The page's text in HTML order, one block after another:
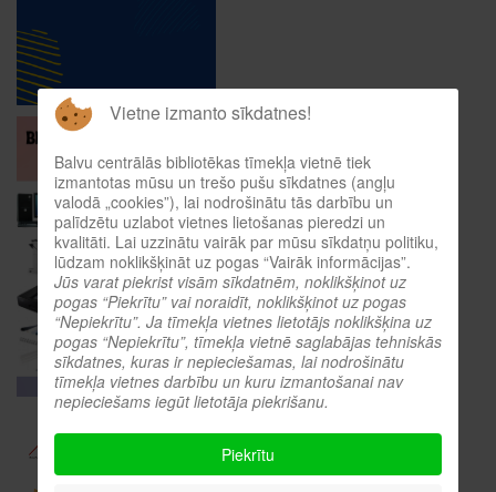
Vietne izmanto sīkdatnes!
Balvu centrālās bibliotēkas tīmekļa vietnē tiek
izmantotas mūsu un trešo pušu sīkdatnes (angļu
valodā „cookies”), lai nodrošinātu tās darbību un
palīdzētu uzlabot vietnes lietošanas pieredzi un
kvalitāti. Lai uzzinātu vairāk par mūsu sīkdatņu politiku,
lūdzam noklikšķināt uz pogas “Vairāk informācijas”.
Jūs varat piekrist visām sīkdatnēm, noklikšķinot uz
pogas “Piekrītu” vai noraidīt, noklikšķinot uz pogas
“Nepiekrītu”. Ja tīmekļa vietnes lietotājs noklikšķina uz
pogas “Nepiekrītu”, tīmekļa vietnē saglabājas tehniskās
sīkdatnes, kuras ir nepieciešamas, lai nodrošinātu
tīmekļa vietnes darbību un kuru izmantošanai nav
nepieciešams iegūt lietotāja piekrišanu.
Piekrītu